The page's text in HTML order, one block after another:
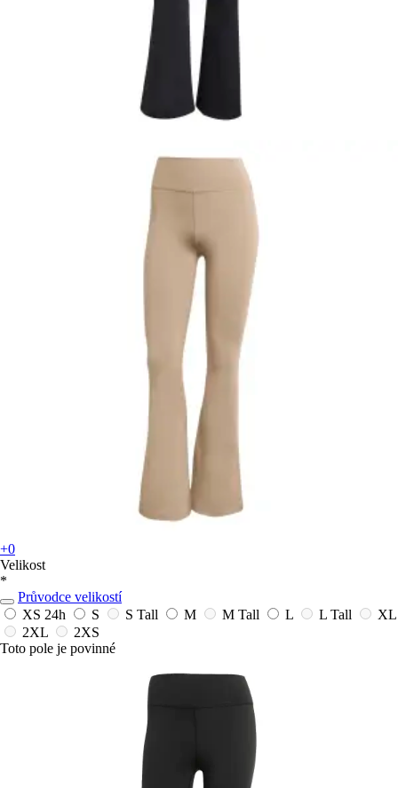
+0
Velikost
*
Průvodce velikostí
XS 24h S S Tall M M Tall L L Tall
XL
2XL
2XS
Toto pole je povinné